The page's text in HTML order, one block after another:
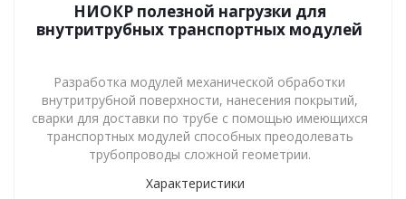
НИОКР полезной нагрузки для
внутритрубных транспортных модулей
Разработка модулей механической обработки
внутритрубной поверхности, нанесения покрытий,
сварки для доставки по трубе с помощью имеющихся
транспортных модулей способных преодолевать
трубопроводы сложной геометрии.
Характеристики